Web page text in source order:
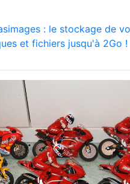
: le stockage de
et fichiers jusqu'à 2Go !